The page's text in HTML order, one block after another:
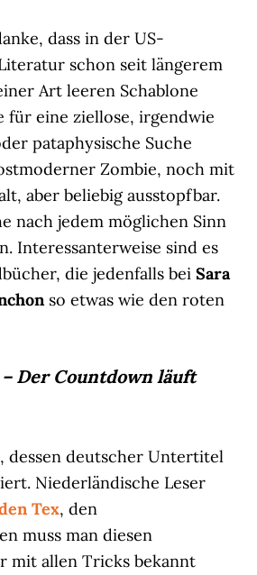
dass in der US-
schon seit längerem
Art leeren Schablone
für eine ziellose, irgendwie
pataphysische Suche
Zombie, noch mit
aber beliebig ausstopfbar.
nach jedem möglichen Sinn
Interessanterweise sind es
die jedenfalls beiSara
so etwas wie den roten
Der Countdown läuft
dessen deutscher Untertitel
Niederländische Leser
Tex, den
muss man diesen
mit allen Tricks bekannt